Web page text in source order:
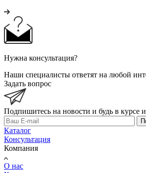
Нужна консультация?
Наши специалисты ответят на любой
Задать вопрос
Подпишитесь на новости и будь в курсе
Каталог
Консультация
Компания
О нас